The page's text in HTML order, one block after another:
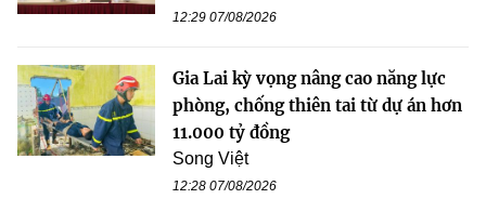
12:29 07/08/2026
Gia Lai kỳ vọng nâng cao năng lực
phòng, chống thiên tai từ dự án hơn
11.000 tỷ đồng
Song Việt
12:28 07/08/2026